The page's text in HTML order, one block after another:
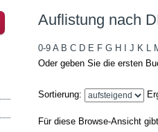
Auflistung nach
0-9 A B C D E F G H J K L
Oder geben Sie die ersten
Sortierung:
Für diese Browse-Ansicht